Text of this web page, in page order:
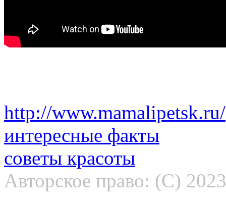
http://www.mamalipetsk.ru/
интересные факты
советы красоты
Авторское право: (С)